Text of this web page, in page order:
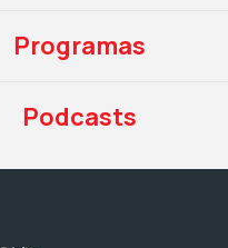
Programas
Podcasts